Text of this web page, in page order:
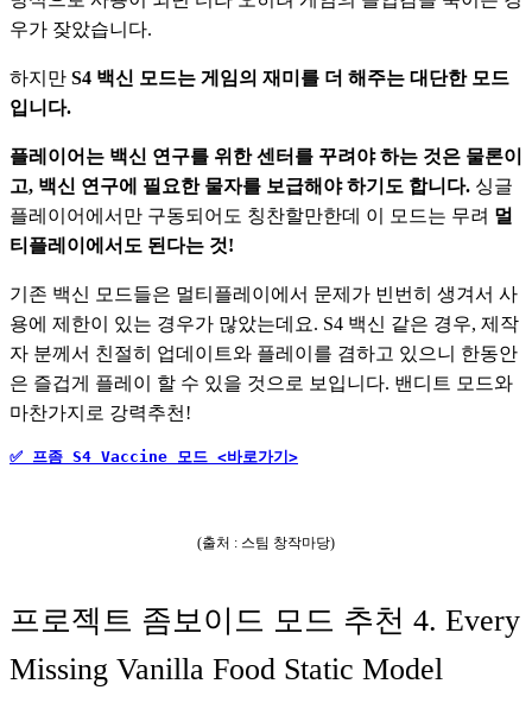
우가 잦았습니다.
하지만 S4 백신 모드는 게임의 재미를 더 해주는 대단한 모드
입니다.
플레이어는 백신 연구를 위한 센터를 꾸려야 하는 것은 물론이
고, 백신 연구에 필요한 물자를 보급해야 하기도 합니다. 싱글
플레이어에서만 구동되어도 칭찬할만한데 이 모드는 무려 멀
티플레이에서도 된다는 것!
기존 백신 모드들은 멀티플레이에서 문제가 빈번히 생겨서 사
용에 제한이 있는 경우가 많았는데요. S4 백신 같은 경우, 제작
자 분께서 친절히 업데이트와 플레이를 겸하고 있으니 한동안
은 즐겁게 플레이 할 수 있을 것으로 보입니다. 밴디트 모드와
마찬가지로 강력추천!
✅ 프좀 S4 Vaccine 모드 <바로가기>
(출처 : 스팀 창작마당)
프로젝트 좀보이드 모드 추천 4. Every
Missing Vanilla Food Static Model